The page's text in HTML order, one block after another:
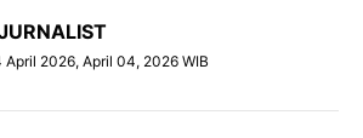
April 2026, April 04, 2026 WIB